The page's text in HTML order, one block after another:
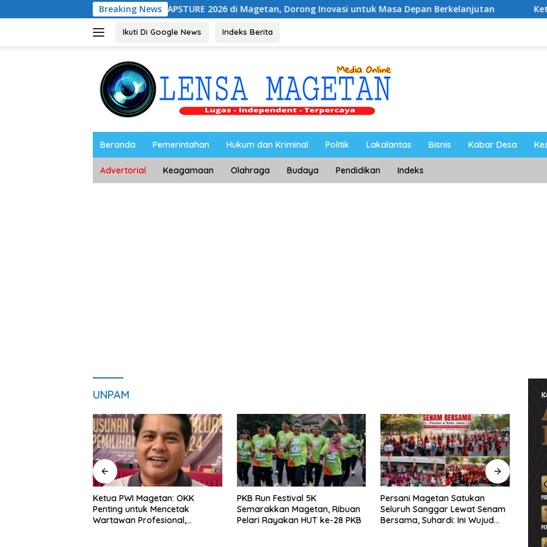
ke
Breaking News
UNESA Gelar ICAPSTURE 2026 di Magetan, Dorong Inovasi untuk Masa Depan Berkelanjutan Ketua PWI
Ikuti Di Google News Indeks Berita
Beranda Pemerintahan Hukum dan Kriminal Politik Lakalantas Bisnis Kabar Desa
Advertorial Keagamaan Olahraga Budaya Pendidikan Indeks
UNPAM
Ketua PWI Magetan: OKK
Penting untuk Mencetak
Wartawan Profesional,
PKB Run Festival 5K
Semarakkan Magetan, Ribuan
Pelari Rayakan HUT ke-28 PKB
Persani Magetan Satukan
Seluruh Sanggar Lewat Senam
Bersama, Suhardi: Ini Wujud
P3-